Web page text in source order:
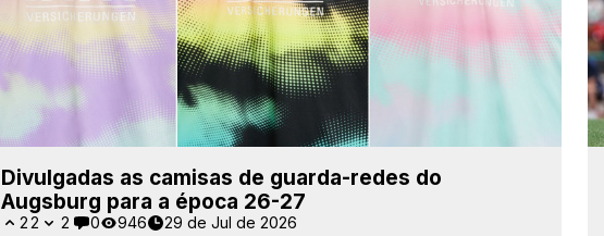
Divulgadas as camisas de guarda-redes do
Augsburg para a época 26-27
22 2 0 946 29 de Jul de 2026